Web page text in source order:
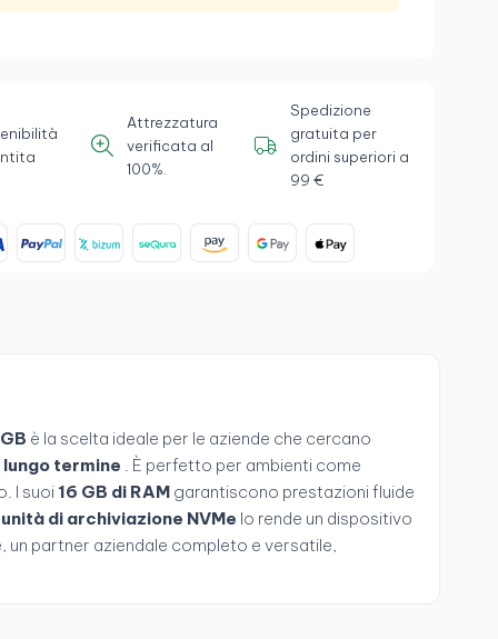
Attrezzatura
verificata al
100%.
Spedizione
gratuita per
ordini superiori a
99 €
è la scelta ideale per le aziende che cercano
termine . È perfetto per ambienti come
I suoi16 GB di RAMgarantiscono prestazioni fluide
di archiviazione NVMe lo rende un dispositivo
un partner aziendale completo e versatile,